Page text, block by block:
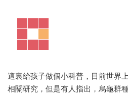
這裏給孩子做個小科普，目前世界
相關研究，但是有人指出，烏龜群